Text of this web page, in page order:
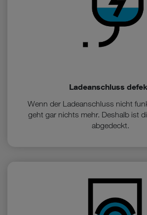
Ladeanschluss
Wenn der Ladeanschluss nicht
geht gar nichts mehr. Deshalb ist
abgedeckt.
Cookies von Unternehmen in Drittstaaten,
Datenschutzniveau wie in der
(z.B. Data Privacy Framework), werden wie